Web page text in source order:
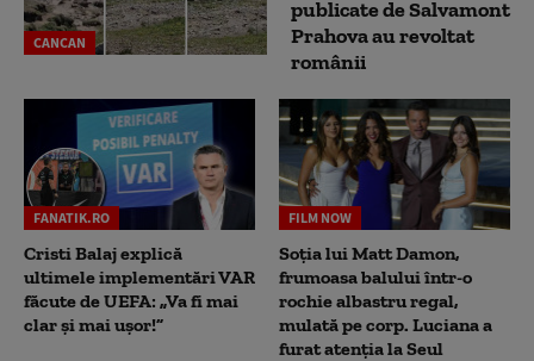
CANCAN
publicate de Salvamont
Prahova au revoltat
românii
FANATIK.RO
Cristi Balaj explică
ultimele implementări VAR
făcute de UEFA: „Va fi mai
clar și mai ușor!”
FILM NOW
Soția lui Matt Damon,
frumoasa balului într-o
rochie albastru regal,
mulată pe corp. Luciana a
furat atenția la Seul